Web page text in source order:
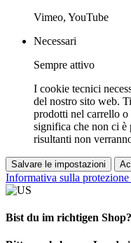
Vimeo, YouTube
Necessari
Sempre attivo
I cookie tecnici
del nostro sito web.
prodotti nel carrello o
significa che non ci è
risultanti non
Salvare le impostazioni
Informativa sulla protezione
Bist du im richtigen Shop?